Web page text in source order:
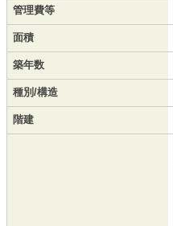
管理費等
面積
築年数
種別/構造
階建